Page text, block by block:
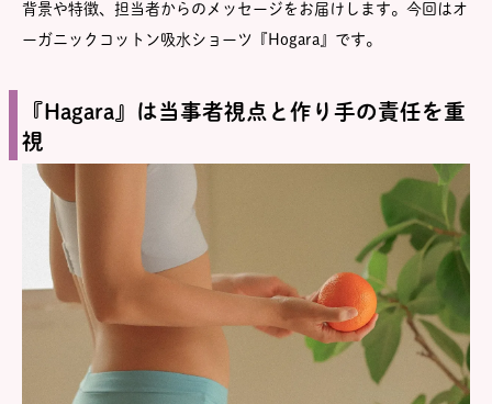
背景や特徴、担当者からのメッセージをお届けします。今回はオ
ーガニックコットン吸水ショーツ『Hogara』です。
『Hagara』は当事者視点と作り手の責任を重
視